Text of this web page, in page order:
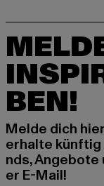
BEN!
Melde dich
erhalte
nds, Angebote
er E-Mail!